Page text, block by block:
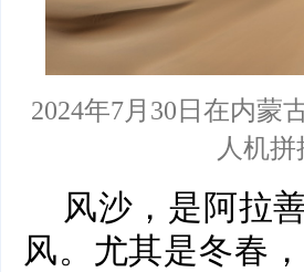
2024年7月30日在内蒙
人机
风沙，是阿拉
风。尤其是冬春